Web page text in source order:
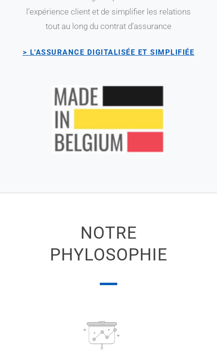
l’expérience client et de simplifier les relations
tout au long du contrat d’assurance
> L'ASSURANCE DIGITALISÉE ET SIMPLIFIÉE
NOTRE
PHYLOSOPHIE